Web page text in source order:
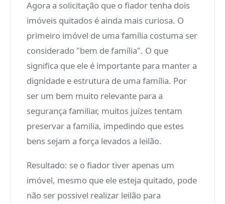
Agora a solicitação que o fiador tenha dois
imóveis quitados é ainda mais curiosa. O
primeiro imóvel de uma família costuma ser
considerado "bem de família". O que
significa que ele é importante para manter a
dignidade e estrutura de uma família. Por
ser um bem muito relevante para a
segurança familiar, muitos juízes tentam
preservar a familia, impedindo que estes
bens sejam a força levados a leilão.
Resultado: se o fiador tiver apenas um
imóvel, mesmo que ele esteja quitado, pode
não ser possivel realizar leilão para